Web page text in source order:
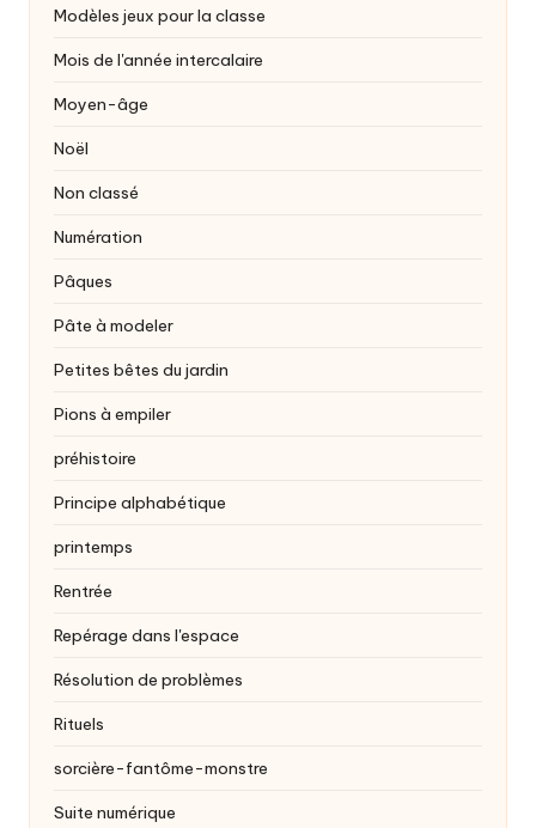
Modèles jeux pour la classe
Mois de l'année intercalaire
Moyen-âge
Noël
Non classé
Numération
Pâques
Pâte à modeler
Petites bêtes du jardin
Pions à empiler
préhistoire
Principe alphabétique
printemps
Rentrée
Repérage dans l'espace
Résolution de problèmes
Rituels
sorcière-fantôme-monstre
Suite numérique